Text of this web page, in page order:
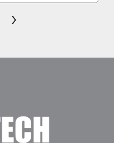
›